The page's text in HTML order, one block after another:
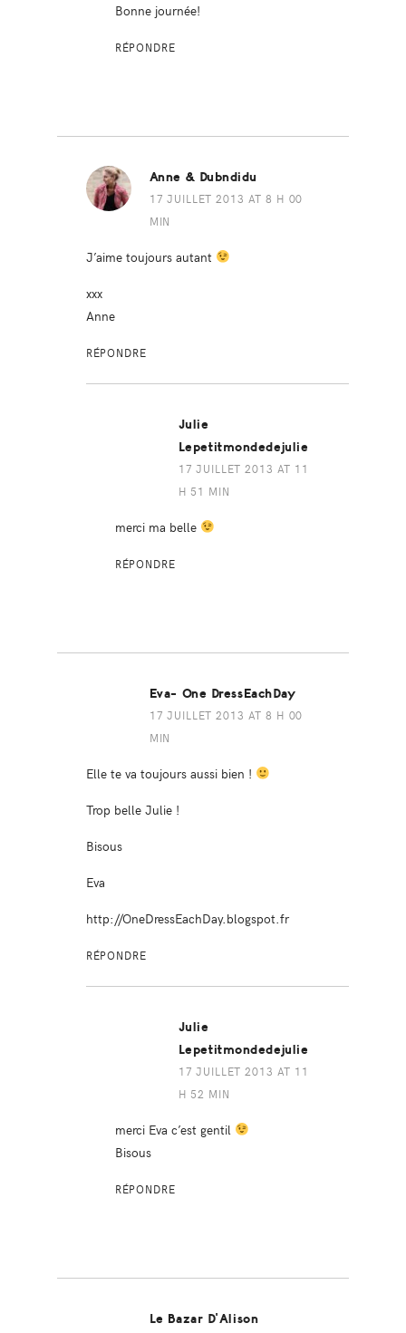
Bonne journée!
RÉPONDRE
Anne & Dubndidu
17 JUILLET 2013 AT 8 H 00
MIN
J’aime toujours autant
xxx
Anne
RÉPONDRE
Julie
Lepetitmondedejulie
17 JUILLET 2013 AT 11
H 51 MIN
merci ma belle
RÉPONDRE
Eva- One DressEachDay
17 JUILLET 2013 AT 8 H 00
MIN
Elle te va toujours aussi bien !
Trop belle Julie !
Bisous
Eva
http://OneDressEachDay.blogspot.fr
RÉPONDRE
Julie
Lepetitmondedejulie
17 JUILLET 2013 AT 11
H 52 MIN
merci Eva c’est gentil
Bisous
RÉPONDRE
Le Bazar D'Alison